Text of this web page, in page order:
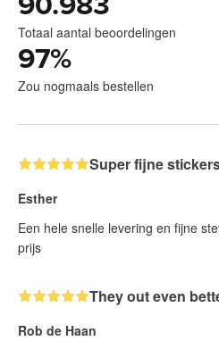
Totaal aantal beoordelingen
97%
Zou nogmaals bestellen
Super fijne
Esther
Een hele snelle levering en fijne
prijs
They out even
Rob de Haan